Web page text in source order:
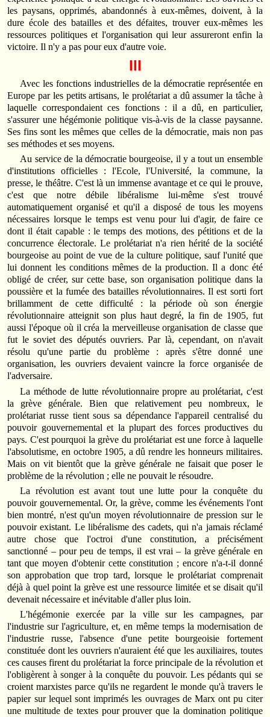
les paysans, opprimés, abandonnés à eux‑mêmes, doivent, à la
dure école des batailles et des défaites, trouver eux‑mêmes les
ressources politiques et l'organisation qui leur assureront enfin la
victoire. Il n'y a pas pour eux d'autre voie.
III
Avec les fonctions industrielles de la démocratie représentée en
Europe par les petits artisans, le prolétariat a dû assumer la tâche à
laquelle correspondaient ces fonctions : il a dû, en particulier,
s'assurer une hégémonie politique vis‑à-­vis de la classe paysanne.
Ses fins sont les mêmes que celles de la démocratie, mais non pas
ses méthodes et ses moyens.
Au service de la démocratie bourgeoise, il y a tout un ensemble
d'institutions officielles : l'Ecole, l'Université, la commune, la
presse, le théâtre. C'est là un immense avantage et ce qui le prouve,
c'est que notre débile libéralisme lui‑même s'est trouvé
automatiquement organisé et qu'il a disposé de tous les moyens
nécessaires lorsque le temps est venu pour lui d'agir, de faire ce
dont il était capable : le temps des motions, des pétitions et de la
concurrence électorale. Le prolétariat n'a rien hérité de la société
bourgeoise au point de vue de la culture politique, sauf l'unité que
lui donnent les condi­tions mêmes de la production. Il a donc été
obligé de créer, sur cette base, son organisation politique dans la
poussière et la fumée des batailles révolutionnaires. Il est sorti fort
brillamment de cette difficulté : la période où son énergie
révolutionnaire atteignit son plus haut degré, la fin de 1905, fut
aussi l'époque où il créa la merveilleuse organisation de classe que
fut le soviet des députés ouvriers. Par là, cependant, on n'avait
résolu qu'une partie du problème : après s'être donné une
organisation, les ouvriers devaient vaincre la force organisée de
l'adversaire.
La méthode de lutte révolutionnaire propre au prolétariat, c'est
la grève générale. Bien que relativement peu nombreux, le
prolétariat russe tient sous sa dépendance l'appareil centralisé du
pouvoir gouvernemental et la plupart des forces productives du
pays. C'est pourquoi la grève du prolétariat est une force à laquelle
l'absolutisme, en octobre 1905, a dû rendre les honneurs militaires.
Mais on vit bientôt que la grève générale ne faisait que poser le
problème de la révolution ; elle ne pouvait le résoudre.
La révolution est avant tout une lutte pour la conquête du
pouvoir gouvernemental. Or, la grève, comme les événements l'ont
bien montré, n'est qu'un moyen révolutionnaire de pression sur le
pouvoir existant. Le libéralisme des cadets, qui n'a jamais réclamé
autre chose que l'octroi d'une constitution, a précisément
sanctionné – pour peu de temps, il est vrai – la grève générale en
tant que moyen d'obtenir cette constitution ; encore n'a‑t‑il donné
son approbation que trop tard, lorsque le prolétariat comprenait
déjà à quel point la grève est une ressource limitée et se disait qu'il
devenait nécessaire et inévitable d'aller plus loin.
L'hégémonie exercée par la ville sur les campagnes, par
l'industrie sur l'agriculture, et, en même temps la modernisation de
l'industrie russe, l'absence d'une petite bourgeoisie fortement
constituée dont les ouvriers n'auraient été que les auxiliaires, toutes
ces causes firent du prolétariat la force principale de la révolution et
l'obligèrent à songer à la conquête du pouvoir. Les pédants qui se
croient marxistes parce qu'ils ne regardent le monde qu'à travers le
papier sur lequel sont imprimés les ouvrages de Marx ont pu citer
une multitude de textes pour prouver que la domination politique